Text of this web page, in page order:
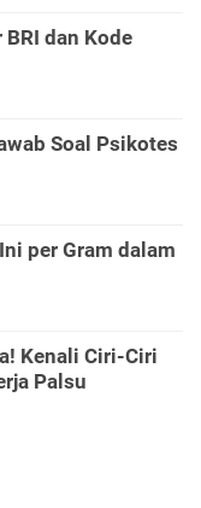
dan Kode
Soal Psikotes
per Gram dalam
Kenali Ciri-Ciri
Palsu